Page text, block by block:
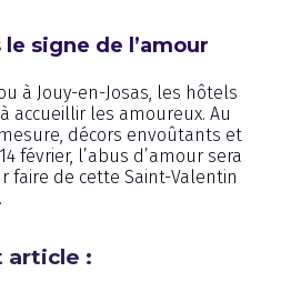
signe de l’amour
à Jouy-en-Josas, les hôtels
accueillir les amoureux. Au
décors envoûtants et
février, l’abus d’amour sera
faire de cette Saint-Valentin
article :